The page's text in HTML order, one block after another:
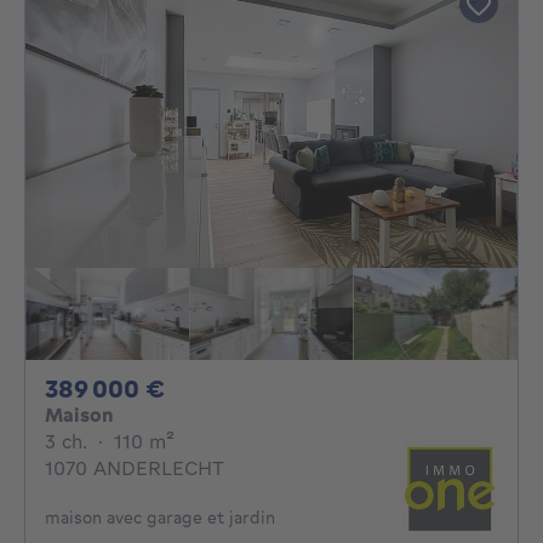
389 000 €
Maison
3 ch. 3 chambres
· 110 m²
1070 ANDERLECHT
maison avec garage et jardin